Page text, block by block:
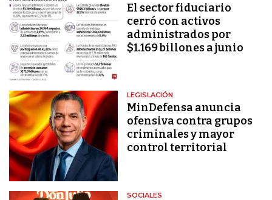
El sector fiduciario
cerró con activos
administrados por
$1.169 billones a junio
LEGISLACIÓN
MinDefensa anuncia
ofensiva contra grupos
criminales y mayor
control territorial
SOCIALES